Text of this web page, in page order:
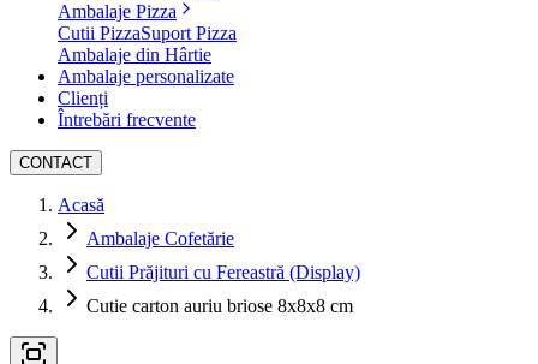
Ambalaje Pizza
Cutii PizzaSuport Pizza
Ambalaje din Hârtie
Ambalaje personalizate
Clienți
Întrebări frecvente
CONTACT
Acasă
Ambalaje Cofetărie
Cutii Prăjituri cu Fereastră (Display)
Cutie carton auriu briose 8x8x8 cm